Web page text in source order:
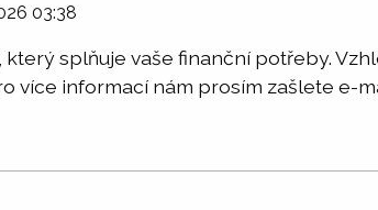
03:38
splňuje vaše finanční potřeby.
více informací nám prosím zašlete e-